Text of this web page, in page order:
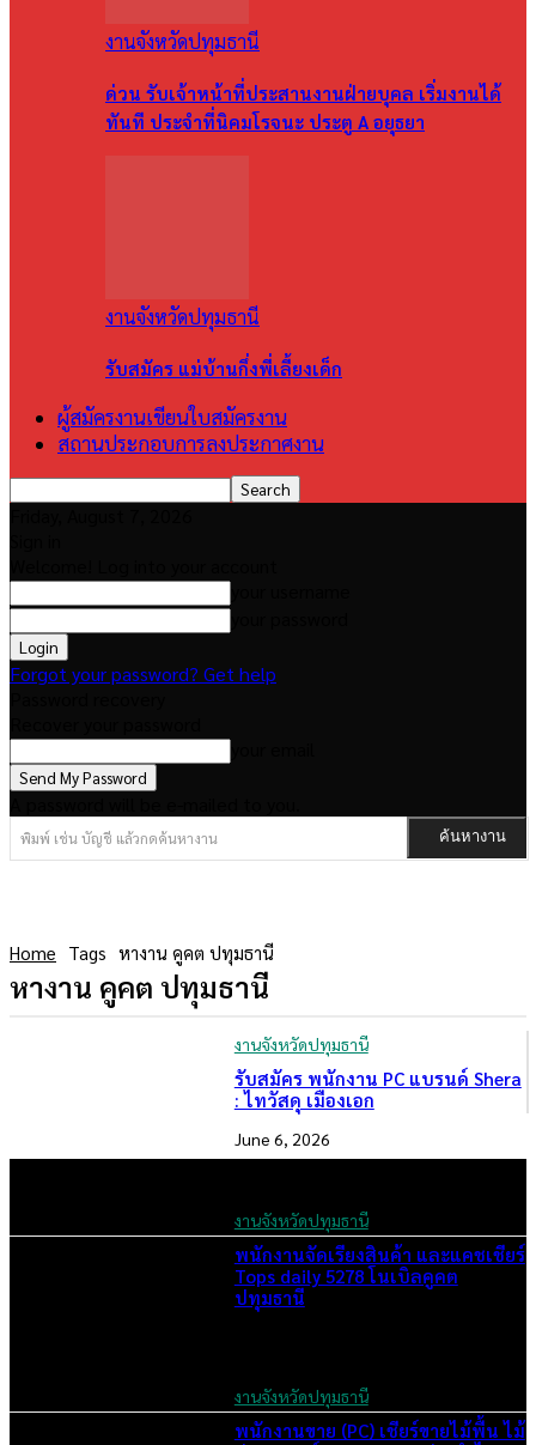
งานจังหวัดปทุมธานี
ด่วน รับเจ้าหน้าที่ประสานงานฝ่ายบุคล เริ่มงานได้
ทันที ประจำที่นิคมโรจนะ ประตู A อยุธยา
งานจังหวัดปทุมธานี
รับสมัคร แม่บ้านกึ่งพี่เลี้ยงเด็ก
ผู้สมัครงานเขียนใบสมัครงาน
สถานประกอบการลงประกาศงาน
Forgot your password? Get help
พิมพ์ เช่น บัญชี แล้วกดค้นหางาน ค้นหางาน
Home Tags หางาน คูคต ปทุมธานี
หางาน คูคต ปทุมธานี
งานจังหวัดปทุมธานี
รับสมัคร พนักงาน PC แบรนด์ Shera
: ไทวัสดุ เมืองเอก
June 6, 2026
งานจังหวัดปทุมธานี
พนักงานจัดเรียงสินค้า และแคชเชียร์
Tops daily 5278 โนเบิลคูคต
ปทุมธานี
งานจังหวัดปทุมธานี
พนักงานขาย (PC) เชียร์ขายไม้พื้น ไม้